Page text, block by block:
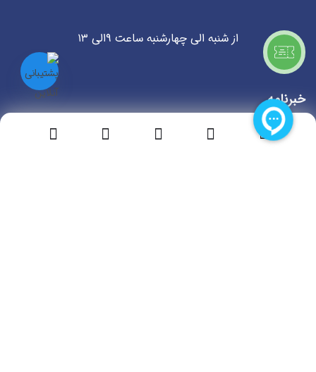
از شنبه الی چهارشنبه ساعت ۹الی ۱۳
خبرنامه
چیزی را از دست ندهید، ثبت نام کنید و در مورد شرکت ما مطلع باشید.